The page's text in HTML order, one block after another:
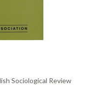
Sociological Review